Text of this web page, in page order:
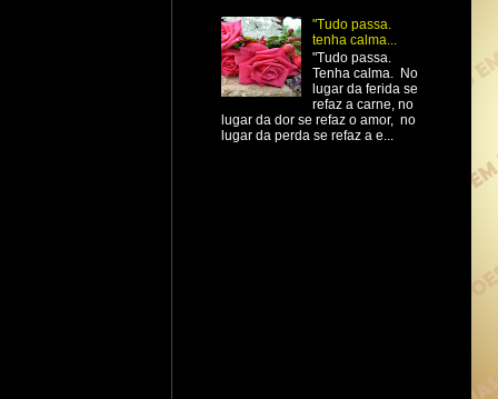
"Tudo passa.
tenha calma...
"Tudo passa.
Tenha calma. No
lugar da ferida se
refaz a carne, no
lugar da dor se refaz o amor, no
lugar da perda se refaz a e...